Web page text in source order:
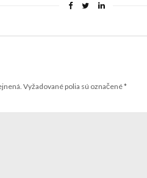
Vyžadované polia sú označené*